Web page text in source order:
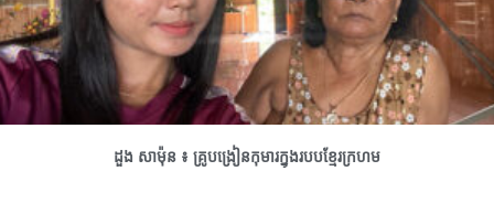
ដួង សាម៉ុន ៖ គ្រូបង្រៀនកុមារក្នុងរបបខ្មែរក្រហម